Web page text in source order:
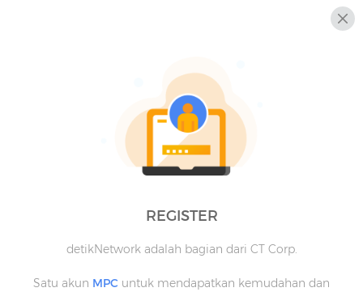
REGISTER
detikNetwork adalah bagian dari CT Corp.
Satu akun MPC untuk mendapatkan kemudahan dan